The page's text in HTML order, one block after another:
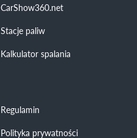
CarShow360.net
Stacje paliw
Kalkulator spalania
Regulamin
Polityka prywatności